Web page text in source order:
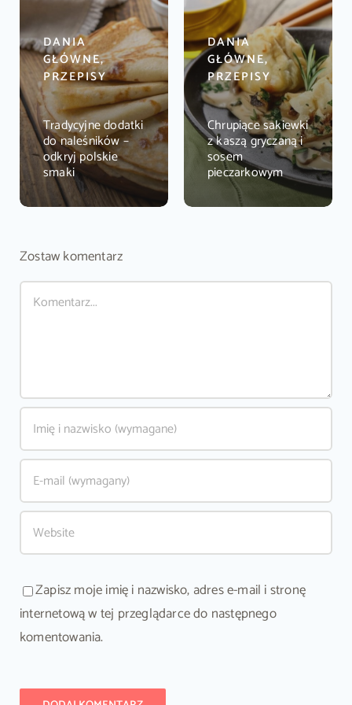
DANIA
GŁÓWNE,
PRZEPISY
Tradycyjne dodatki
do naleśników –
odkryj polskie
smaki
DANIA
GŁÓWNE,
PRZEPISY
Chrupiące sakiewki
z kaszą gryczaną i
sosem
pieczarkowym
Zostaw komentarz
Comment
Zapisz moje imię i nazwisko, adres e-mail i stronę
internetową w tej przeglądarce do następnego
komentowania.